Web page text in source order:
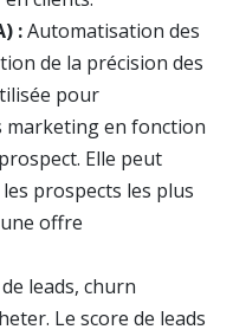
:Automatisation des
de la précision des
pour
marketing en fonction
Elle peut
prospects les plus
offre
leads, churn
Le score de leads